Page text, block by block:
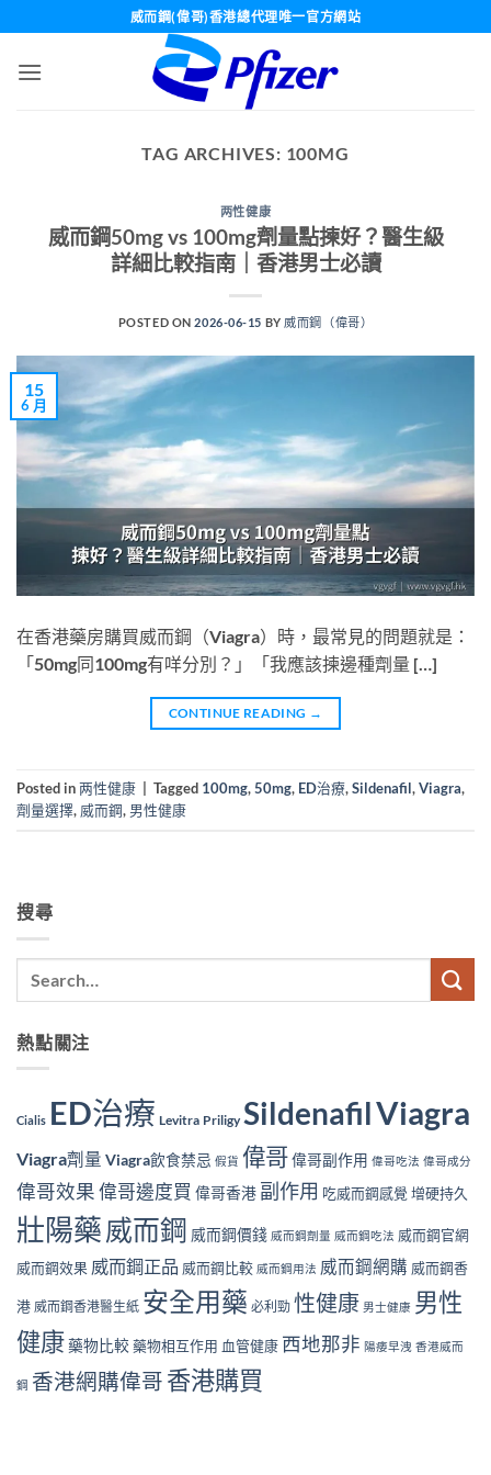
content
威而鋼(偉哥)香港總代理唯一官方網站
TAG ARCHIVES: 100MG
两性健康
威而鋼50mg vs 100mg劑量點揀好？醫生級
詳細比較指南｜香港男士必讀
POSTED ON2026-06-15 BY 威而鋼（偉哥）
15
6 月
在香港藥房購買威而鋼（Viagra）時，最常見的問題就是：
「50mg同100mg有咩分別？」「我應該揀邊種劑量 […]
CONTINUE READING →
Posted in两性健康 Tagged 100mg,50mg, ED治療,Sildenafil,Viagra,
劑量選擇, 威而鋼, 男性健康
搜尋
熱點關注
Cialis ED治療 Levitra Priligy SildenafilViagra
Viagra劑量 Viagra飲食禁忌 假貨 偉哥偉哥副作用 偉哥吃法 偉哥成分
偉哥效果偉哥邊度買 偉哥香港 副作用 吃威而鋼感覺 增硬持久
壯陽藥 威而鋼 威而鋼價錢 威而鋼劑量 威而鋼吃法 威而鋼官網
威而鋼效果 威而鋼正品 威而鋼比較 威而鋼用法 威而鋼網購 威而鋼香
港 威而鋼香港醫生紙 安全用藥 必利勁 性健康 男士健康 男性
健康藥物比較藥物相互作用 血管健康 西地那非 陽痿早洩 香港威而
鋼 香港網購偉哥 香港購買